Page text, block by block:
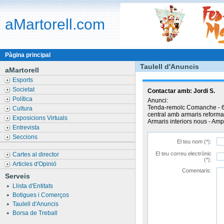
aMartorell.com
Pàgina principal
aMartorell
Esports
Societat
Política
Cultura
Exposicions Virtuals
Entrevista
Seccions
Cartes al director
Articles d'Opinió
Serveis
Llista d'Entitats
Botigues i Comerços
Taulell d'Anuncis
Borsa de Treball
Taulell d'Anuncis
Contactar amb: Jordi S.
Anunci:
Tenda-remolc Comanche -
central amb armaris
Armaris interiors nous -
El teu nom (*):
El teu correu electrònic
(*):
Comentaris: